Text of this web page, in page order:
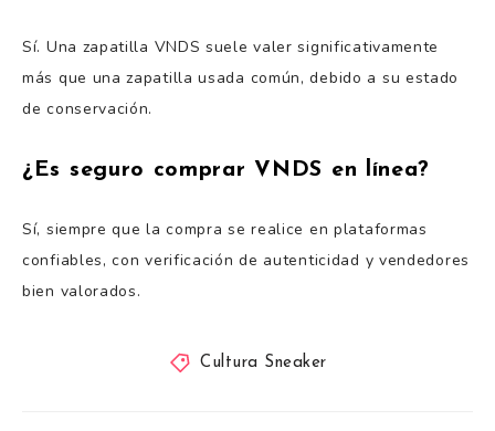
Sí. Una zapatilla VNDS suele valer significativamente
más que una zapatilla usada común, debido a su estado
de conservación.
¿Es seguro comprar VNDS en línea?
Sí, siempre que la compra se realice en plataformas
confiables, con verificación de autenticidad y vendedores
bien valorados.
Cultura Sneaker